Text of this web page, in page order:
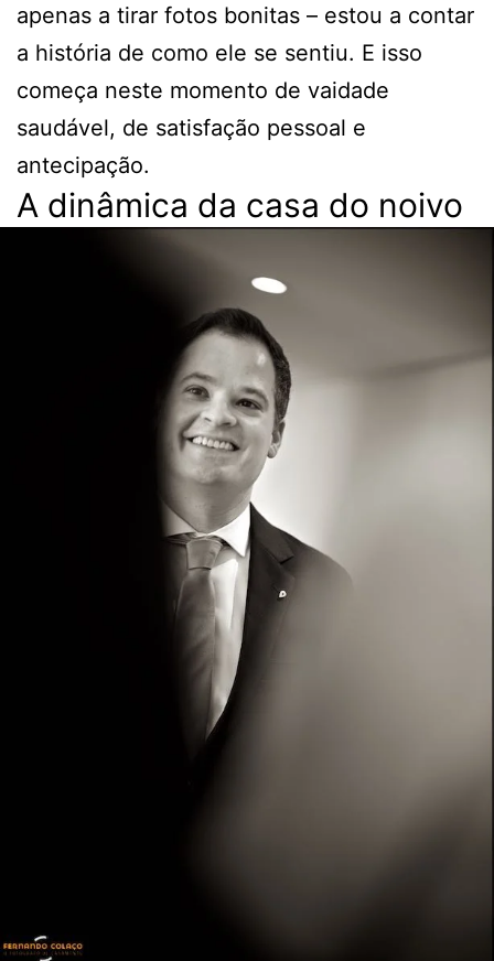
apenas a tirar fotos bonitas – estou a contar
a história de como ele se sentiu. E isso
começa neste momento de vaidade
saudável, de satisfação pessoal e
antecipação.
A dinâmica da casa do noivo